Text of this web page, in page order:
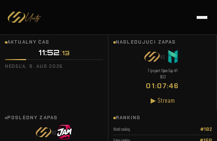
AKTUÁLNY ČAS
11:52 14
NEDEĽA, 9. AUG 2026
NASLEDUJÚCI ZÁPAS
VS
Tipsport Open Cup #1
BO3
01:07:45
▶ Stream
POSLEDNÝ ZÁPAS
VS
RANKING
World ranking #182